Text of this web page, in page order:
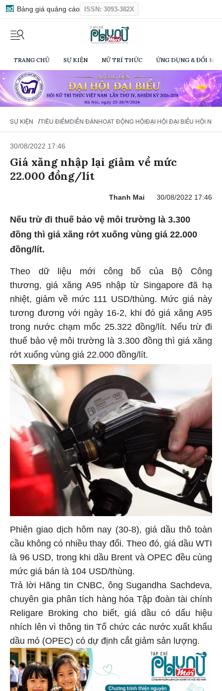
Bảng giá quảng cáo ISSN: 3093-382X
TRANG CHỦ SỰ KIỆN NỮ TRÍ THỨC ỨNG DỤNG & ĐỔI
SỰ KIỆN /TIÊU ĐIỂMDIỄN ĐÀNHOẠT ĐỘNG HỘIĐẠI HỘI ĐẠI BIỂU HỘI NỮ
30/08/2022 17:46
Giá xăng nhập lại giảm về mức
22.000 đồng/lít
Thanh Mai 30/08/2022 17:46
Nếu trừ đi thuế bảo vệ môi trường là 3.300
đồng thì giá xăng rớt xuống vùng giá 22.000
đồng/lít.
Theo dữ liệu mới công bố của Bộ Công
thương, giá xăng A95 nhập từ Singapore đã hạ
nhiệt, giảm về mức 111 USD/thùng. Mức giá này
tương đương với ngày 16-2, khi đó giá xăng A95
trong nước chạm mốc 25.322 đồng/lít. Nếu trừ đi
thuế bảo vệ môi trường là 3.300 đồng thì giá xăng
rớt xuống vùng giá 22.000 đồng/lít.
Phiên giao dịch hôm nay (30-8), giá dầu thô toàn
cầu không có nhiều thay đổi. Theo đó, giá dầu WTI
là 96 USD, trong khi dầu Brent và OPEC đều cùng
mức giá bán là 104 USD/thùng.
Trả lời Hãng tin CNBC, ông Sugandha Sachdeva,
chuyên gia phân tích hàng hóa Tập đoàn tài chính
Religare Broking cho biết, giá dầu có dấu hiệu
nhích lên vì thông tin Tổ chức các nước xuất khẩu
dầu mỏ (OPEC) có dự định cắt giảm sản lượng.